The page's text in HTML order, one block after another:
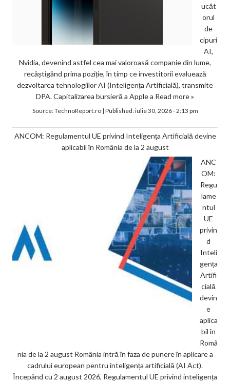
ucăt
orul
de
cipuri
AI,
Nvidia, devenind astfel cea mai valoroasă companie din lume,
recâștigând prima poziție, în timp ce investitorii evaluează
dezvoltarea tehnologiilor AI (Inteligența Artificială), transmite
DPA. Capitalizarea bursieră a Apple a Read more »
Source:TechnoReport.ro| Published:iulie 30, 2026 - 2:13 pm
ANCOM: Regulamentul UE privind Inteligența Artificială devine
aplicabil în România de la 2 august
ANC
OM:
Regu
lame
ntul
UE
privin
d
Inteli
gența
Artifi
cială
devin
e
aplica
bil în
Româ
nia de la 2 august România intră în faza de punere în aplicare a
cadrului european pentru inteligența artificială (AI Act).
Începând cu 2 august 2026, Regulamentul UE privind inteligența